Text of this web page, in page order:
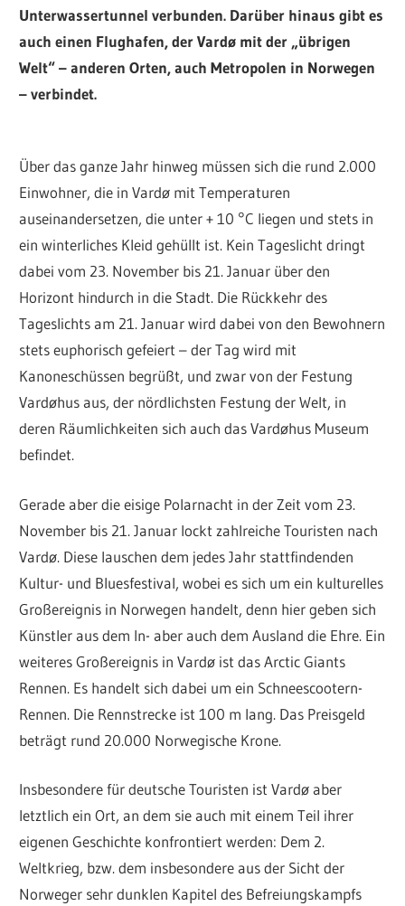
Unterwassertunnel verbunden. Darüber hinaus gibt es
auch einen Flughafen, der Vardø mit der „übrigen
Welt“ – anderen Orten, auch Metropolen in Norwegen
– verbindet.
Über das ganze Jahr hinweg müssen sich die rund 2.000
Einwohner, die in Vardø mit Temperaturen
auseinandersetzen, die unter + 10 °C liegen und stets in
ein winterliches Kleid gehüllt ist. Kein Tageslicht dringt
dabei vom 23. November bis 21. Januar über den
Horizont hindurch in die Stadt. Die Rückkehr des
Tageslichts am 21. Januar wird dabei von den Bewohnern
stets euphorisch gefeiert – der Tag wird mit
Kanoneschüssen begrüßt, und zwar von der Festung
Vardøhus aus, der nördlichsten Festung der Welt, in
deren Räumlichkeiten sich auch das Vardøhus Museum
befindet.
Gerade aber die eisige Polarnacht in der Zeit vom 23.
November bis 21. Januar lockt zahlreiche Touristen nach
Vardø. Diese lauschen dem jedes Jahr stattfindenden
Kultur- und Bluesfestival, wobei es sich um ein kulturelles
Großereignis in Norwegen handelt, denn hier geben sich
Künstler aus dem In- aber auch dem Ausland die Ehre. Ein
weiteres Großereignis in Vardø ist das Arctic Giants
Rennen. Es handelt sich dabei um ein Schneescootern-
Rennen. Die Rennstrecke ist 100 m lang. Das Preisgeld
beträgt rund 20.000 Norwegische Krone.
Insbesondere für deutsche Touristen ist Vardø aber
letztlich ein Ort, an dem sie auch mit einem Teil ihrer
eigenen Geschichte konfrontiert werden: Dem 2.
Weltkrieg, bzw. dem insbesondere aus der Sicht der
Norweger sehr dunklen Kapitel des Befreiungskampfs